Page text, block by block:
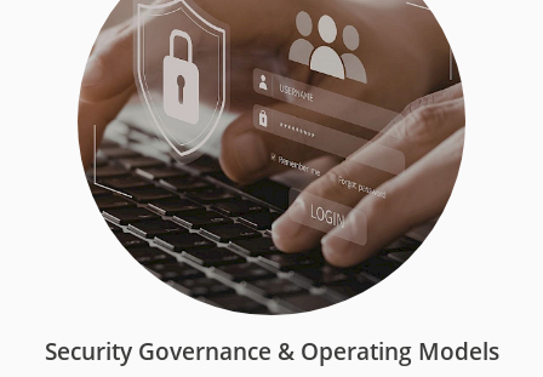
Security Governance & Operating Models